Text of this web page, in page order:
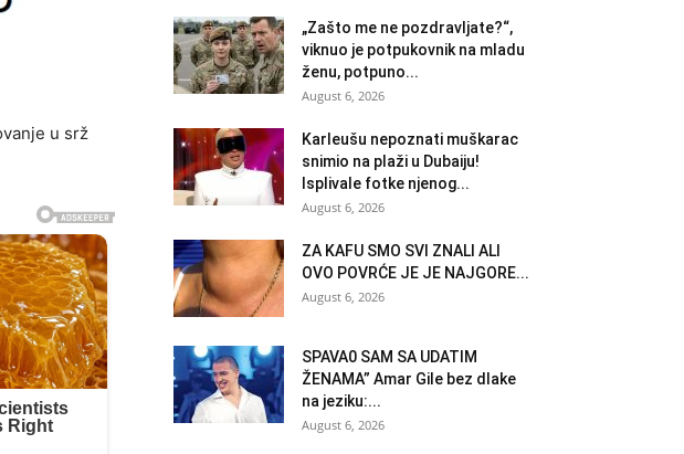
u srž
„Zašto me ne pozdravljate?“,
viknuo je potpukovnik na mladu
ženu, potpuno...
August 6, 2026
Karleušu nepoznati muškarac
snimio na plaži u Dubaiju!
Isplivale fotke njenog...
August 6, 2026
ZA KAFU SMO SVI ZNALI ALI
OVO POVRĆE JE JE NAJGORE...
August 6, 2026
SPAVA0 SAM SA UDATIM
ŽENAMA” Amar Gile bez dlake
na jeziku:...
August 6, 2026